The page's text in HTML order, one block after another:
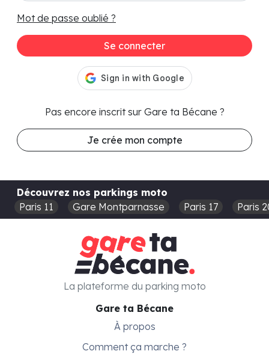
Mot de passe oublié ?
Se connecter
Pas encore inscrit sur Gare ta Bécane ?
Je crée mon compte
Découvrez nos parkings moto
Paris 11
Gare Montparnasse Paris 17 Paris
Gare ta Bécane
À propos
Comment ça marche ?
La plateforme du parking moto